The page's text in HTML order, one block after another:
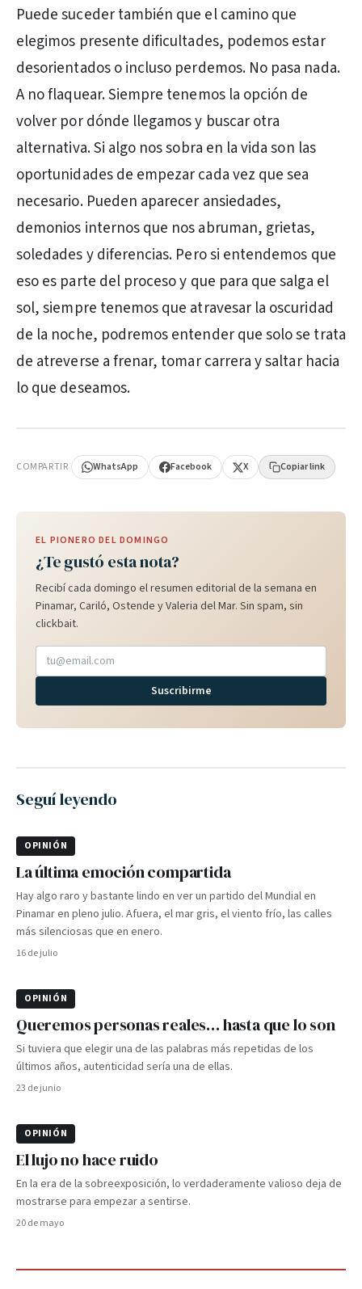
Puede suceder también que el camino que
elegimos presente dificultades, podemos estar
desorientados o incluso perdemos. No pasa nada.
A no flaquear. Siempre tenemos la opción de
volver por dónde llegamos y buscar otra
alternativa. Si algo nos sobra en la vida son las
oportunidades de empezar cada vez que sea
necesario. Pueden aparecer ansiedades,
demonios internos que nos abruman, grietas,
soledades y diferencias. Pero si entendemos que
eso es parte del proceso y que para que salga el
sol, siempre tenemos que atravesar la oscuridad
de la noche, podremos entender que solo se trata
de atreverse a frenar, tomar carrera y saltar hacia
lo que deseamos.
COMPARTIR WhatsApp Facebook X Copiar link
EL PIONERO DEL DOMINGO
¿Te gustó esta nota?
Recibí cada domingo el resumen editorial de la semana en
Pinamar, Cariló, Ostende y Valeria del Mar. Sin spam, sin
clickbait.
Suscribirme
Seguí leyendo
OPINIÓN
La última emoción compartida
Hay algo raro y bastante lindo en ver un partido del Mundial en
Pinamar en pleno julio. Afuera, el mar gris, el viento frío, las calles
más silenciosas que en enero.
16 de julio
OPINIÓN
Queremos personas reales… hasta que lo son
Si tuviera que elegir una de las palabras más repetidas de los
últimos años, autenticidad sería una de ellas.
23 de junio
OPINIÓN
El lujo no hace ruido
En la era de la sobreexposición, lo verdaderamente valioso deja de
mostrarse para empezar a sentirse.
20 de mayo